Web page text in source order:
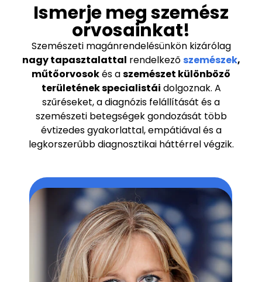
Ismerje meg szemész
orvosainkat!
Szemészeti magánrendelésünkön kizárólag
nagy tapasztalattal rendelkező szemészek,
műtőorvosokés aszemészet különböző
területének specialistái dolgoznak. A
szűréseket, a diagnózis felállítását és a
szemészeti betegségek gondozását több
évtizedes gyakorlattal, empátiával és a
legkorszerűbb diagnosztikai háttérrel végzik.